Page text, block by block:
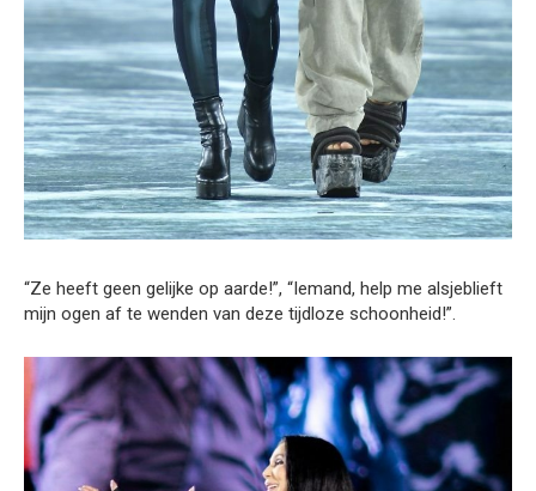
“Ze heeft geen gelijke op aarde!”, “Iemand, help me alsjeblieft
mijn ogen af te wenden van deze tijdloze schoonheid!”.